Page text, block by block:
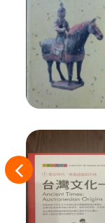
往
左